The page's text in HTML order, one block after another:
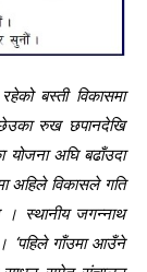
बस्ती विकासमा
रुख छपानदेखि
योजना अघि बढाँउदा
अहिले विकासले गति
स्थानीय जगन्नाथ
‘पहिले गाँउमा आउँने